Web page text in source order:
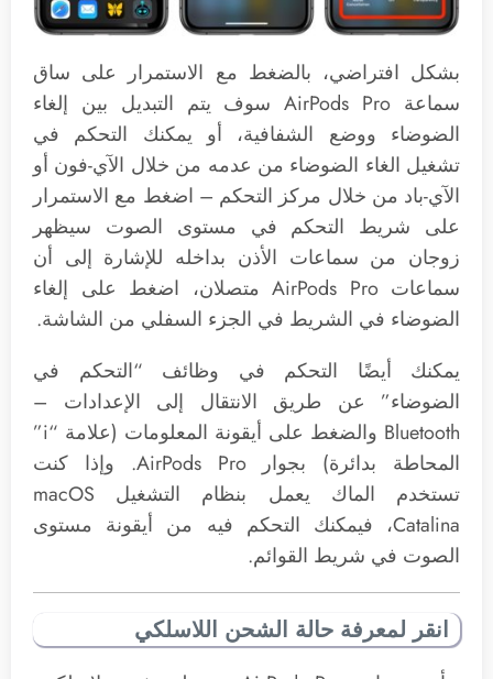
بشكل افتراضي، بالضغط مع الاستمرار على ساق
سماعة AirPods Pro سوف يتم التبديل بين إلغاء
الضوضاء ووضع الشفافية، أو يمكنك التحكم في
تشغيل الغاء الضوضاء من عدمه من خلال الآي-فون أو
الآي-باد من خلال مركز التحكم – اضغط مع الاستمرار
على شريط التحكم في مستوى الصوت سيظهر
زوجان من سماعات الأذن بداخله للإشارة إلى أن
سماعات AirPods Pro‌ متصلان، اضغط على إلغاء
الضوضاء في الشريط في الجزء السفلي من الشاشة.
يمكنك أيضًا التحكم في وظائف “التحكم في
الضوضاء” عن طريق الانتقال إلى الإعدادات –
Bluetooth والضغط على أيقونة المعلومات (علامة “i”
المحاطة بدائرة) بجوار AirPods Pro‌. وإذا كنت
تستخدم الماك يعمل بنظام التشغيل macOS
Catalina، فيمكنك التحكم فيه من أيقونة مستوى
الصوت في شريط القوائم.
انقر لمعرفة حالة الشحن اللاسلكي